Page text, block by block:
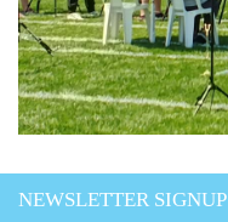
NEWSLETTER SIGNUP